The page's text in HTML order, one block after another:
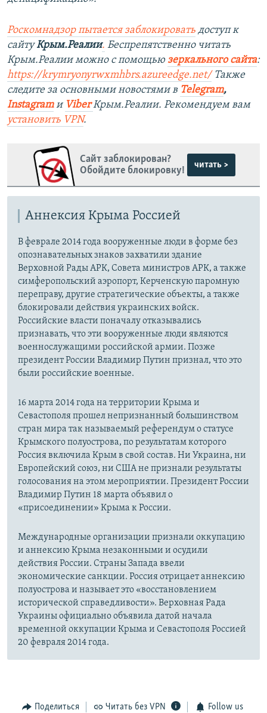
Роскомнадзор пытается заблокировать доступ к
сайтуКрым.Реалии. Беспрепятственно читать
Крым.Реалии можно с помощью зеркального сайта:
https://krymryonyrwxmhbrs.azureedge.net/ Также
следите за основными новостями в Telegram,
Instagram и ViberКрым.Реалии. Рекомендуем вам
установить VPN.
Сайт заблокирован?
Обойдите блокировку!
читать >
Аннексия Крыма Россией
В феврале 2014 года вооруженные люди в форме без
опознавательных знаков захватили здание
Верховной Рады АРК, Совета министров АРК, а также
симферопольский аэропорт, Керченскую паромную
переправу, другие стратегические объекты, а также
блокировали действия украинских войск.
Российские власти поначалу отказывались
признавать, что эти вооруженные люди являются
военнослужащими российской армии. Позже
президент России Владимир Путин признал, что это
были российские военные.
16 марта 2014 года на территории Крыма и
Севастополя прошел непризнанный большинством
стран мира так называемый референдум о статусе
Крымского полуострова, по результатам которого
Россия включила Крым в свой состав. Ни Украина, ни
Европейский союз, ни США не признали результаты
голосования на этом мероприятии. Президент России
Владимир Путин 18 марта объявил о
«присоединении» Крыма к России.
Международные организации признали оккупацию
и аннексию Крыма незаконными и осудили
действия России. Страны Запада ввели
экономические санкции. Россия отрицает аннексию
полуострова и называет это «восстановлением
исторической справедливости». Верховная Рада
Украины официально объявила датой начала
временной оккупации Крыма и Севастополя Россией
20 февраля 2014 года.
Поделиться Читать без VPN Follow us